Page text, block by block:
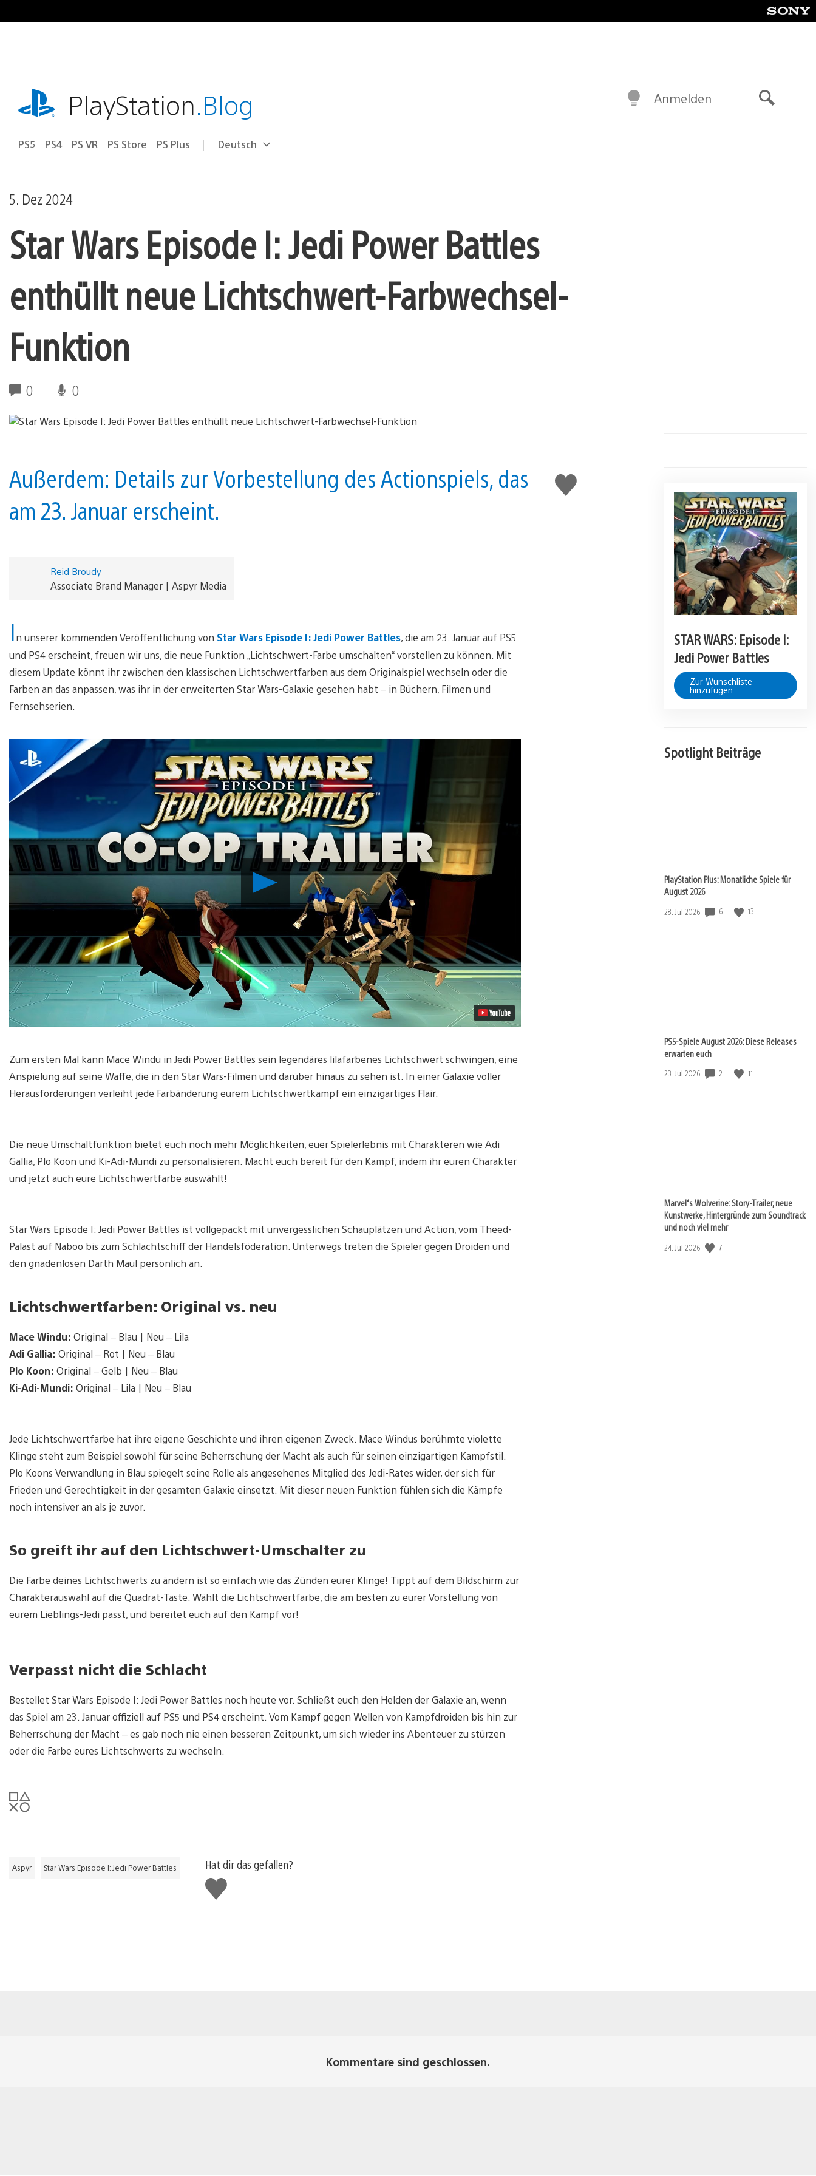
Inhalt
playstation.comPlayStation.Blog
PS5 PS4 PS VR PS Store PS Plus Select
Aktuelle
Deutsch
Anmelden
5. Dez 2024
Star Wars Episode I: Jedi Power Battles
enthüllt neue Lichtschwert-Farbwechsel-
Funktion
0 0
Gefällt
mir
Außerdem: Details zur Vorbestellung des Actionspiels, das
am 23. Januar erscheint.
Reid Broudy
Associate Brand Manager | Aspyr Media
In unserer kommenden Veröffentlichung von Star Wars Episode I: Jedi Power Battles, die am 23. Januar auf PS5
und PS4 erscheint, freuen wir uns, die neue Funktion „Lichtschwert-Farbe umschalten“ vorstellen zu können. Mit
diesem Update könnt ihr zwischen den klassischen Lichtschwertfarben aus dem Originalspiel wechseln oder die
Farben an das anpassen, was ihr in der erweiterten Star Wars-Galaxie gesehen habt – in Büchern, Filmen und
Fernsehserien.
Video
abspielen
Zum ersten Mal kann Mace Windu in Jedi Power Battles sein legendäres lilafarbenes Lichtschwert schwingen, eine
Anspielung auf seine Waffe, die in den Star Wars-Filmen und darüber hinaus zu sehen ist. In einer Galaxie voller
Herausforderungen verleiht jede Farbänderung eurem Lichtschwertkampf ein einzigartiges Flair.
Die neue Umschaltfunktion bietet euch noch mehr Möglichkeiten, euer Spielerlebnis mit Charakteren wie Adi
Gallia, Plo Koon und Ki-Adi-Mundi zu personalisieren. Macht euch bereit für den Kampf, indem ihr euren Charakter
und jetzt auch eure Lichtschwertfarbe auswählt!
Star Wars Episode I: Jedi Power Battles ist vollgepackt mit unvergesslichen Schauplätzen und Action, vom Theed-
Palast auf Naboo bis zum Schlachtschiff der Handelsföderation. Unterwegs treten die Spieler gegen Droiden und
den gnadenlosen Darth Maul persönlich an.
Lichtschwertfarben: Original vs. neu
Mace Windu: Original – Blau | Neu – Lila
Adi Gallia: Original – Rot | Neu – Blau
Plo Koon: Original – Gelb | Neu – Blau
Ki-Adi-Mundi: Original – Lila | Neu – Blau
Jede Lichtschwertfarbe hat ihre eigene Geschichte und ihren eigenen Zweck. Mace Windus berühmte violette
Klinge steht zum Beispiel sowohl für seine Beherrschung der Macht als auch für seinen einzigartigen Kampfstil.
Plo Koons Verwandlung in Blau spiegelt seine Rolle als angesehenes Mitglied des Jedi-Rates wider, der sich für
Frieden und Gerechtigkeit in der gesamten Galaxie einsetzt. Mit dieser neuen Funktion fühlen sich die Kämpfe
noch intensiver an als je zuvor.
So greift ihr auf den Lichtschwert-Umschalter zu
Die Farbe deines Lichtschwerts zu ändern ist so einfach wie das Zünden eurer Klinge! Tippt auf dem Bildschirm zur
Charakterauswahl auf die Quadrat-Taste. Wählt die Lichtschwertfarbe, die am besten zu eurer Vorstellung von
eurem Lieblings-Jedi passt, und bereitet euch auf den Kampf vor!
Verpasst nicht die Schlacht
Bestellet Star Wars Episode I: Jedi Power Battles noch heute vor. Schließt euch den Helden der Galaxie an, wenn
das Spiel am 23. Januar offiziell auf PS5 und PS4 erscheint. Vom Kampf gegen Wellen von Kampfdroiden bis hin zur
Beherrschung der Macht – es gab noch nie einen besseren Zeitpunkt, um sich wieder ins Abenteuer zu stürzen
oder die Farbe eures Lichtschwerts zu wechseln.
Aspyr Star Wars Episode I: Jedi Power Battles
Hat dir das gefallen?
Gefällt
mir
STAR WARS: Episode I:
Jedi Power Battles
Zur Wunschliste
hinzufügen
Spotlight Beiträge
PlayStation Plus: Monatliche Spiele für
August 2026
Veröffentlichungsdatum:
28. Jul 2026 6 13
PS5-Spiele August 2026: Diese Releases
erwarten euch
Veröffentlichungsdatum:
23. Jul 2026 2 11
Marvel‘s Wolverine: Story-Trailer, neue
Kunstwerke, Hintergründe zum Soundtrack
und noch viel mehr
Veröffentlichungsdatum:
24. Jul 2026 7
Kommentare sind geschlossen.